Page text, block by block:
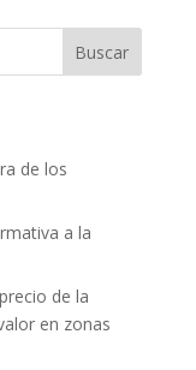
Buscar
de los
a la
de la
en zonas